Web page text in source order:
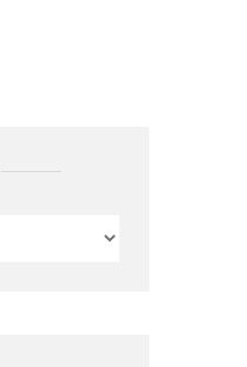
Logbuch